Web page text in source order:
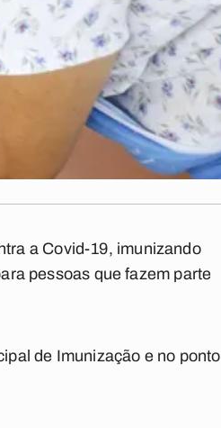
a Covid-19, imunizando
pessoas que fazem parte
de Imunização e no ponto